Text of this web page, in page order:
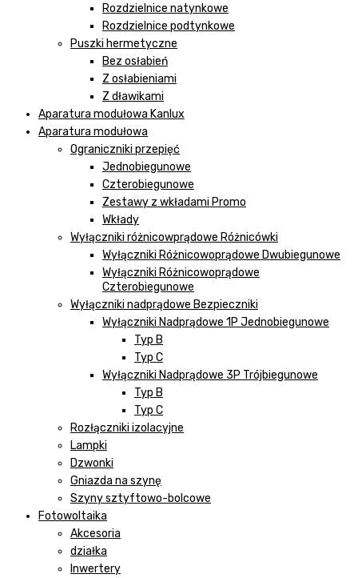
Rozdzielnice natynkowe
Rozdzielnice podtynkowe
Puszki hermetyczne
Bez osłabień
Z osłabieniami
Z dławikami
Aparatura modułowa Kanlux
Aparatura modułowa
Ograniczniki przepięć
Jednobiegunowe
Czterobiegunowe
Zestawy z wkładami Promo
Wkłady
Wyłączniki różnicowprądowe Różnicówki
Wyłączniki Różnicowoprądowe Dwubiegunowe
Wyłączniki Różnicowoprądowe
Czterobiegunowe
Wyłączniki nadprądowe Bezpieczniki
Wyłączniki Nadprądowe 1P Jednobiegunowe
Typ B
Typ C
Wyłączniki Nadprądowe 3P Trójbiegunowe
Typ B
Typ C
Rozłączniki izolacyjne
Lampki
Dzwonki
Gniazda na szynę
Szyny sztyftowo-bolcowe
Fotowoltaika
Akcesoria
działka
Inwertery